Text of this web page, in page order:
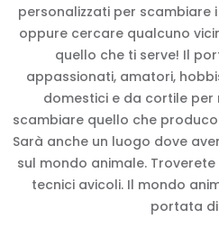
personalizzati per scambiare
oppure cercare qualcuno
quello che ti serve! Il
appassionati, amatori,
domestici e da cortile
scambiare quello che
Sarà anche un luogo dove
sul mondo animale.
tecnici avicoli. Il mondo
portata